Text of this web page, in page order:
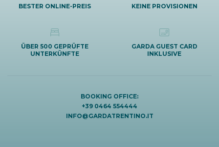
BESTER ONLINE-PREIS KEINE PROVISIONEN
ÜBER 500 GEPRÜFTE
UNTERKÜNFTE
GARDA GUEST CARD
INKLUSIVE
BOOKING OFFICE:
+39 0464 554444
INFO@GARDATRENTINO.IT